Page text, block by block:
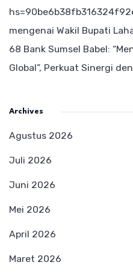
mengenai Wakil Bupati
68 Bank Sumsel Babel:
Global”, Perkuat Sinergi
Archives
Agustus 2026
Juli 2026
Juni 2026
Mei 2026
April 2026
Maret 2026